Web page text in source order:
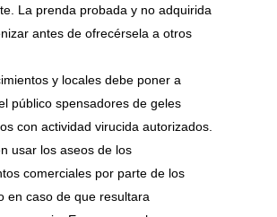
La prenda probada y no adquirida
antes de ofrecérsela a otros
y locales debe poner a
público spensadores de geles
con actividad virucida autorizados.
usar los aseos de los
comerciales por parte de los
en caso de que resultara